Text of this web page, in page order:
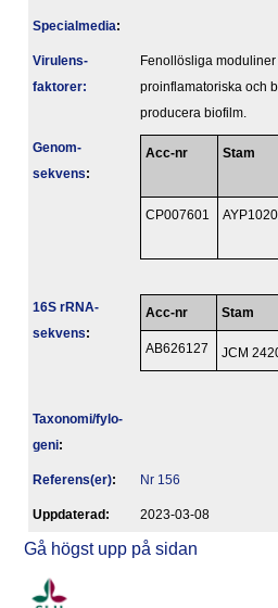
Specialmedia:
Virulens­
faktorer:
Fenollösliga moduliner
proinflamatoriska och
producera biofilm.
Genom­
sekvens:
Acc-nr Stam
CP007601 AYP1020
16S rRNA-
sekvens:
Acc-nr Stam
AB626127 JCM
Taxonomi/fylo­
geni:
Referens(er): Nr 156
Upp­da­te­rad: 2023-03-08
Gå högst upp på sidan